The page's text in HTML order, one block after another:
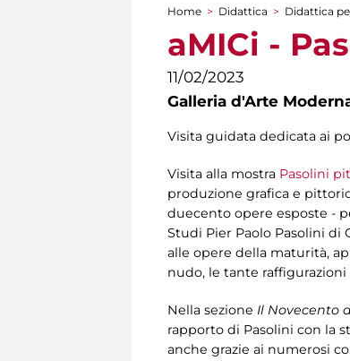
Tu sei qui
Home > Didattica > Didattica
aMICi -
11/02/2023
Galleria d'Arte
Visita guidata dedicata ai
Visita alla mostra Pasolini
produzione grafica e
duecento opere esposte -
Studi Pier Paolo Pasolini di
alle opere della maturità,
nudo, le tante raffigurazioni
Nella sezione Il Novecento
rapporto di Pasolini con la
anche grazie ai numerosi